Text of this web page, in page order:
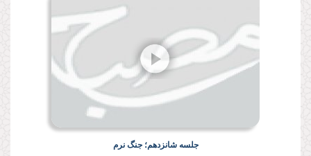
جلسه شانزدهم؛ جنگ نرم